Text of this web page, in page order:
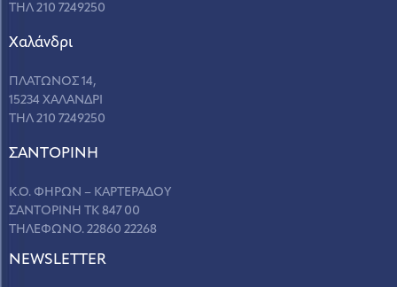
ΤΗΛ 210 7249250
Χαλάνδρι
ΠΛΑΤΩΝΟΣ 14,
15234 ΧΑΛΑΝΔΡΙ
ΤΗΛ 210 7249250
ΣANΤΟΡΙΝΗ
Κ.Ο. ΦΗΡΩΝ – ΚΑΡΤΕΡΑΔΟΥ
ΣΑΝΤΟΡΙΝΗ ΤΚ 847 00
ΤΗΛΕΦΩΝΟ. 22860 22268
NEWSLETTER